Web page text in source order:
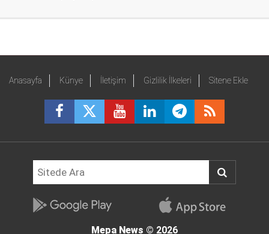
Anasayfa Künye İletişim Gizlilik İlkeleri Sitene Ekle
Mepa News © 2026